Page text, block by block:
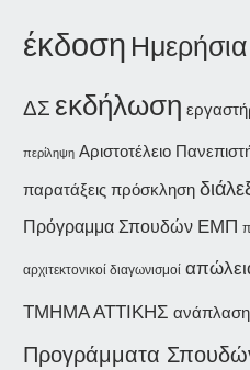
έκδοση
ΔΣ εκδήλωση
περίληψη Αριστοτέλειο
παρατάξεις πρόσκληση
Πρόγραμμα Σπουδών ΕΜΠ
αρχιτεκτονικοί διαγωνισμοί
ΤΜΗΜΑ ΑΤΤΙΚΗΣ ανάπλαση
Προγράμματα